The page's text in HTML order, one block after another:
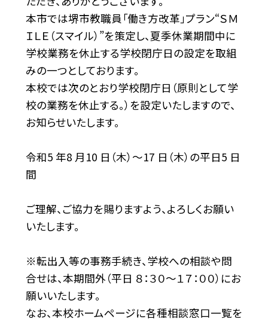
本市では堺市教職員「働き方改革」プラン“ＳＭ
ＩＬＥ（スマイル）”を策定し、夏季休業期間中に
学校業務を休止する学校閉庁日の設定を取組
みの一つとしております。
本校では次のとおり学校閉庁日（原則として学
校の業務を休止する。）を設定いたしますので、
お知らせいたします。
令和5 年8 月10 日（木）〜17 日（木）の平日5 日
間
ご理解、ご協力を賜りますよう、よろしくお願い
いたします。
※転出入等の事務手続き、学校への相談や問
合せは、本期間外（平日 ８：３０〜１７：００）にお
願いいたします。
なお、本校ホームページに各種相談窓口一覧を